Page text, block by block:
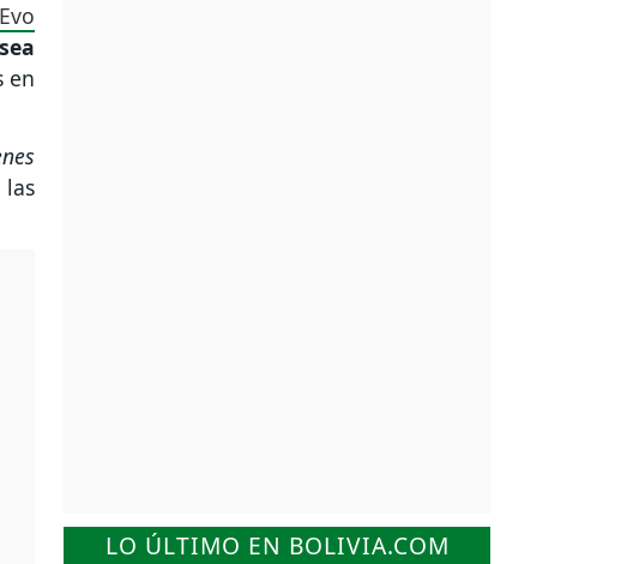
Evo
en
las
LO ÚLTIMO EN BOLIVIA.COM